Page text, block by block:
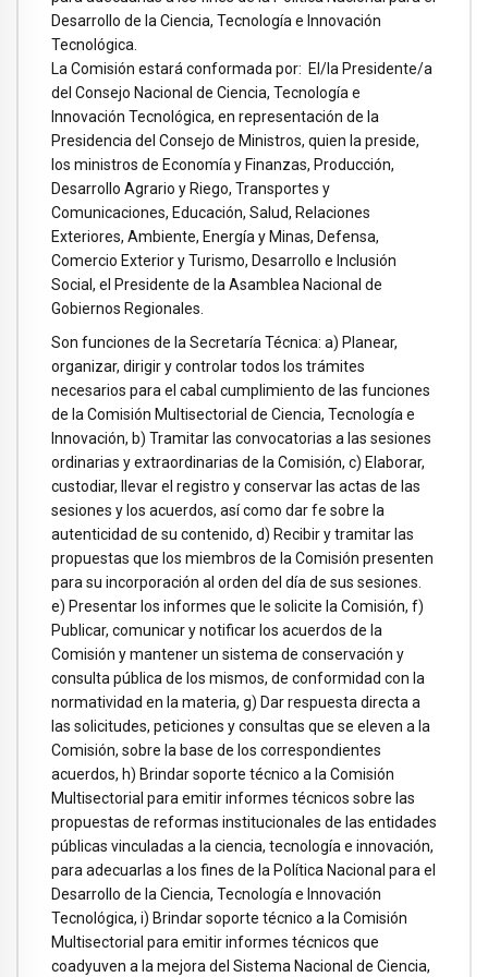
Desarrollo de la Ciencia, Tecnología e Innovación
Tecnológica.
La Comisión estará conformada por: El/la Presidente/a
del Consejo Nacional de Ciencia, Tecnología e
Innovación Tecnológica, en representación de la
Presidencia del Consejo de Ministros, quien la preside,
los ministros de Economía y Finanzas, Producción,
Desarrollo Agrario y Riego, Transportes y
Comunicaciones, Educación, Salud, Relaciones
Exteriores, Ambiente, Energía y Minas, Defensa,
Comercio Exterior y Turismo, Desarrollo e Inclusión
Social, el Presidente de la Asamblea Nacional de
Gobiernos Regionales.
Son funciones de la Secretaría Técnica: a) Planear,
organizar, dirigir y controlar todos los trámites
necesarios para el cabal cumplimiento de las funciones
de la Comisión Multisectorial de Ciencia, Tecnología e
Innovación, b) Tramitar las convocatorias a las sesiones
ordinarias y extraordinarias de la Comisión, c) Elaborar,
custodiar, llevar el registro y conservar las actas de las
sesiones y los acuerdos, así como dar fe sobre la
autenticidad de su contenido, d) Recibir y tramitar las
propuestas que los miembros de la Comisión presenten
para su incorporación al orden del día de sus sesiones.
e) Presentar los informes que le solicite la Comisión, f)
Publicar, comunicar y notificar los acuerdos de la
Comisión y mantener un sistema de conservación y
consulta pública de los mismos, de conformidad con la
normatividad en la materia, g) Dar respuesta directa a
las solicitudes, peticiones y consultas que se eleven a la
Comisión, sobre la base de los correspondientes
acuerdos, h) Brindar soporte técnico a la Comisión
Multisectorial para emitir informes técnicos sobre las
propuestas de reformas institucionales de las entidades
públicas vinculadas a la ciencia, tecnología e innovación,
para adecuarlas a los fines de la Política Nacional para el
Desarrollo de la Ciencia, Tecnología e Innovación
Tecnológica, i) Brindar soporte técnico a la Comisión
Multisectorial para emitir informes técnicos que
coadyuven a la mejora del Sistema Nacional de Ciencia,